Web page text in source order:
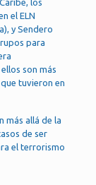
los
el ELN
y Sendero
para
son más
tuvieron en
allá de la
de ser
el terrorismo